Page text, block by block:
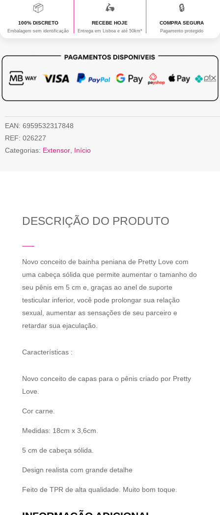
📦
100% DISCRETO
Embalagem sem identificação
🛵
RECEBE HOJE
Entrega em Lisboa e até 50km*
🔒
COMPRA SEGURA
Pagamento protegido
EAN: 6959532317848
REF: 026227
Categorias: Extensor Início
DESCRIÇÃO DO PRODUTO
Novo conceito de bainha peniana de Pretty Love com
uma cabeça sólida que permite aumentar o tamanho do
seu pênis em 5 cm e, graças ao anel de suporte
testicular inferior, você pode prolongar sua relação
sexual, aumentar as sensações de seu parceiro e
retardar sua ejaculação.
Características :
Novo conceito de capas para o pênis criado por Pretty
Love.
Cor carne.
Medidas: 18cm x 3,6cm.
5 cm de cabeça sólida.
Design realista com grande detalhe
Feito de TPR de alta qualidade. Muito bom toque.